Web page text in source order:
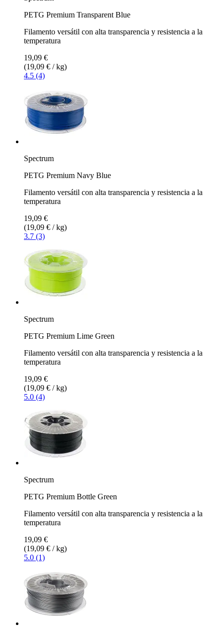
PETG Premium Transparent Blue
Filamento versátil con alta transparencia y resistencia a la
temperatura
19,09 €
(19,09 € / kg)
4.5 (4)
Spectrum
PETG Premium Navy Blue
Filamento versátil con alta transparencia y resistencia a la
temperatura
19,09 €
(19,09 € / kg)
3.7 (3)
Spectrum
PETG Premium Lime Green
Filamento versátil con alta transparencia y resistencia a la
temperatura
19,09 €
(19,09 € / kg)
5.0 (4)
Spectrum
PETG Premium Bottle Green
Filamento versátil con alta transparencia y resistencia a la
temperatura
19,09 €
(19,09 € / kg)
5.0 (1)